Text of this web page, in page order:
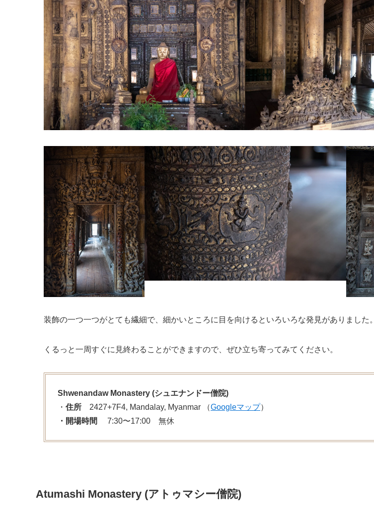
装飾の一つ一つがとても繊細で、細かいところに目を向けるといろいろな発見がありました。
くるっと一周すぐに見終わることができますので、ぜひ立ち寄ってみてください。
Shwenandaw Monastery (シュエナンドー僧院)
・ 住所 2427+7F4, Mandalay, Myanmar （Googleマップ）
・開場時間
7:30〜17:00 無休
Atumashi Monastery (アトゥマシー僧院)